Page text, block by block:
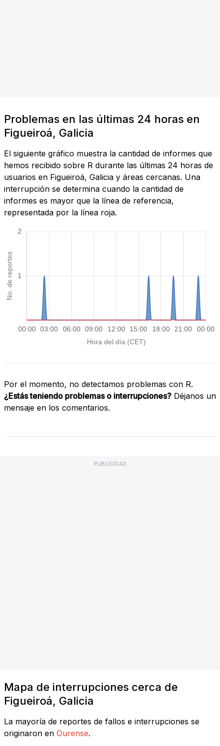
Problemas en las últimas 24 horas en
Figueiroá, Galicia
El siguiente gráfico muestra la cantidad de informes que
hemos recibido sobre R durante las últimas 24 horas de
usuarios en Figueiroá, Galicia y áreas cercanas. Una
interrupción se determina cuando la cantidad de
informes es mayor que la línea de referencia,
representada por la línea roja.
Por el momento, no detectamos problemas con R.
¿Estás teniendo problemas o interrupciones? Déjanos un
mensaje en los comentarios.
PUBLICIDAD
Mapa de interrupciones cerca de
Figueiroá, Galicia
La mayoría de reportes de fallos e interrupciones se
originaron en Ourense.